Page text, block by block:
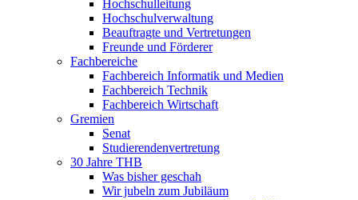
Hochschulleitung
Hochschulverwaltung
Beauftragte und Vertretungen
Freunde und Förderer
Fachbereiche
Fachbereich Informatik und Medien
Fachbereich Technik
Fachbereich Wirtschaft
Gremien
Senat
Studierendenvertretung
30 Jahre THB
Was bisher geschah
Wir jubeln zum Jubiläum